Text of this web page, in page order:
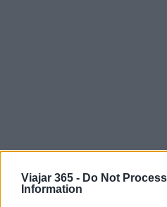
Viajar 365 - Do Not
Information